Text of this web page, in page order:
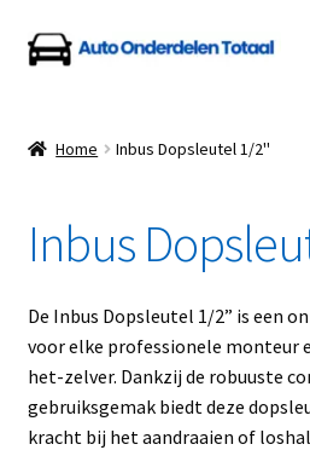
Ga
door
navigatie
Ga
naar
inhoud
Auto Onderdelen Shop
Betalen en Verzenden
Blog
Contact
Home Inbus Dopsleutel 1/2''
Inbus
De Inbus Dopsleutel 1/2” is een
voor elke professionele monteur
het-zelver. Dankzij de robuuste
gebruiksgemak biedt deze
kracht bij het aandraaien of